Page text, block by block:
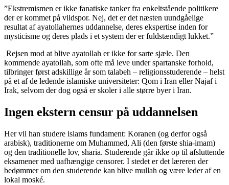
”Ekstremismen er ikke fanatiske tanker fra enkeltstående politikere
der er kommet på vildspor. Nej, det er det næsten uundgåelige
resultat af ayatollahernes uddannelse, deres ekspertise inden for
mysticisme og deres plads i et system der er fuldstændigt lukket.”
Rejsen mod at blive ayatollah er ikke for sarte sjæle. Den
kommende ayatollah, som ofte må leve under spartanske forhold,
tilbringer først adskillige år som talabeh – religionsstuderende – helst
på et af de ledende islamiske universiteter: Qom i Iran eller Najaf i
Irak, selvom der dog også er skoler i alle større byer i Iran.
Ingen ekstern censur på uddannelsen
Her vil han studere islams fundament: Koranen (og derfor også
arabisk), traditionerne om Muhammed, Ali (den første shia-imam)
og den traditionelle lov, sharia. Studerende går ikke op til afsluttende
eksamener med uafhængige censorer. I stedet er det læreren der
bedømmer om den studerende kan blive mullah og være leder af en
lokal moské.